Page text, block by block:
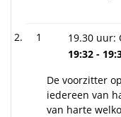
1
19.30 uur:
19:32 -
De voorzitter
iedereen van
van harte